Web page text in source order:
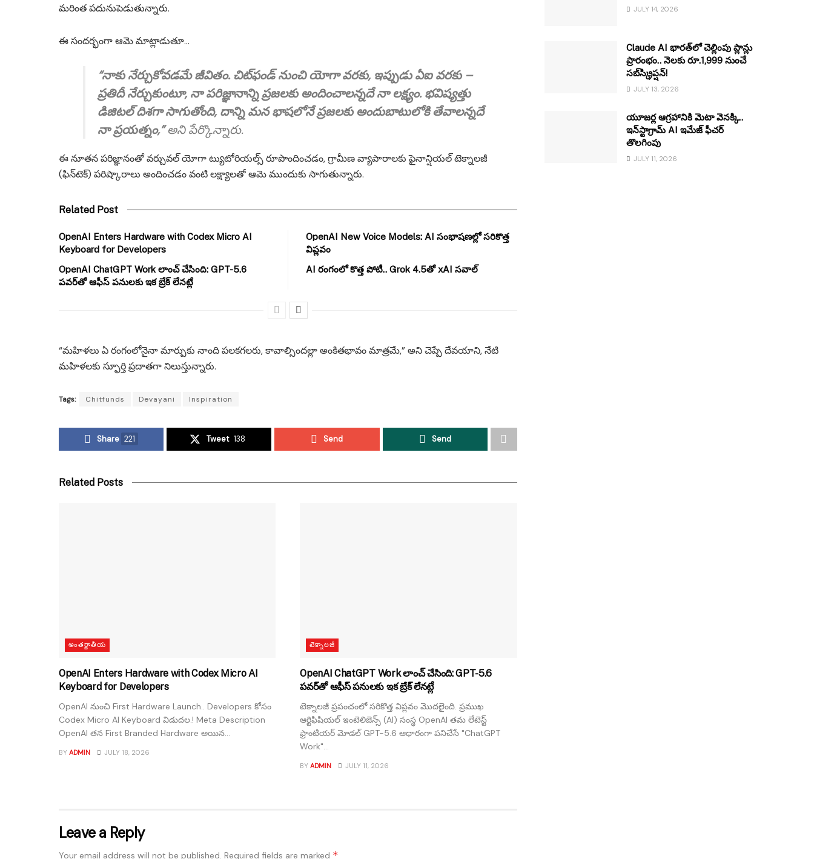
మరింత పదునుపెడుతున్నారు.
ఈ సందర్భంగా ఆమె మాట్లాడుతూ…
“నాకు నేర్చుకోవడమే జీవితం. చిట్‌ఫండ్ నుంచి యోగా వరకు, ఇప్పుడు ఏఐ వరకు –
ప్రతిదీ నేర్చుకుంటూ, నా పరిజ్ఞానాన్ని ప్రజలకు అందించాలన్నదే నా లక్ష్యం. భవిష్యత్తు
డిజిటల్ దిశగా సాగుతోంది, దాన్ని మన భాషలోనే ప్రజలకు అందుబాటులోకి తేవాలన్నదే
నా ప్రయత్నం,”అని పేర్కొన్నారు.
ఈ నూతన పరిజ్ఞానంతో వర్చువల్ యోగా ట్యుటోరియల్స్ రూపొందించడం, గ్రామీణ వ్యాపారాలకు ఫైనాన్షియల్ టెక్నాలజీ
(ఫిన్‌టెక్) పరిష్కారాలు అందించడం వంటి లక్ష్యాలతో ఆమె ముందుకు సాగుతున్నారు.
Related Post
OpenAI Enters Hardware with Codex Micro AI
Keyboard for Developers
OpenAI ChatGPT Work లాంచ్ చేసింది: GPT-5.6
పవర్‌తో ఆఫీస్ పనులకు ఇక బ్రేక్ లేనట్లే
OpenAI New Voice Models: AI సంభాషణల్లో సరికొత్త
విప్లవం
AI రంగంలో కొత్త పోటీ.. Grok 4.5తో xAI సవాల్
“మహిళలు ఏ రంగంలోనైనా మార్పుకు నాంది పలకగలరు, కావాల్సిందల్లా అంకితభావం మాత్రమే,” అని చెప్పే దేవయాని, నేటి
మహిళలకు స్ఫూర్తి ప్రదాతగా నిలుస్తున్నారు.
Tags: Chitfunds Devayani Inspiration
Share 221 Tweet 138 Send Send
Related Posts
అంతర్జాతీయ
OpenAI Enters Hardware with Codex Micro AI
Keyboard for Developers
OpenAI నుంచి First Hardware Launch.. Developers కోసం
Codex Micro AI Keyboard విడుదల.! Meta Description
OpenAI తన First Branded Hardware అయిన...
BY ADMIN JULY 18, 2026
టెక్నాలజీ
OpenAI ChatGPT Work లాంచ్ చేసింది: GPT-5.6
పవర్‌తో ఆఫీస్ పనులకు ఇక బ్రేక్ లేనట్లే
టెక్నాలజీ ప్రపంచంలో సరికొత్త విప్లవం మొదలైంది. ప్రముఖ
ఆర్టిఫిషియల్ ఇంటెలిజెన్స్ (AI) సంస్థ OpenAI తమ లేటెస్ట్
ఫ్రాంటియర్ మోడల్ GPT-5.6 ఆధారంగా పనిచేసే "ChatGPT
Work"...
BY ADMIN JULY 11, 2026
Leave a Reply
Your email address will not be published. Required fields are marked *
JULY 14, 2026
Claude AI భారత్‌లో చెల్లింపు ప్లాన్లు
ప్రారంభం.. నెలకు రూ.1,999 నుంచే
సబ్‌స్క్రిప్షన్!
JULY 13, 2026
యూజర్ల ఆగ్రహానికి మెటా వెనక్కి..
ఇన్‌స్టాగ్రామ్ AI ఇమేజ్ ఫీచర్
తొలగింపు
JULY 11, 2026